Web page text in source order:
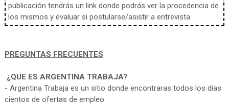
publicación tendrás un link donde podrás ver la procedencia de
los mismos y evaluar si postularse/asistir a entrevista.
PREGUNTAS FRECUENTES
¿QUE ES ARGENTINA TRABAJA?
- Argentina Trabaja es un sitio donde encontraras todos los días
cientos de ofertas de empleo.